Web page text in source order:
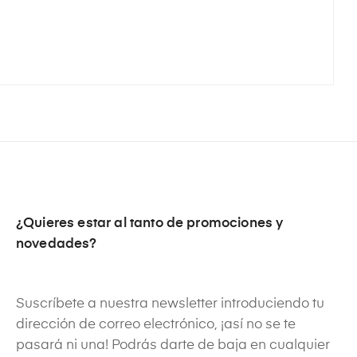
¿Quieres estar al tanto de promociones y
novedades?
Suscríbete a nuestra newsletter introduciendo tu
dirección de correo electrónico, ¡así no se te
pasará ni una! Podrás darte de baja en cualquier